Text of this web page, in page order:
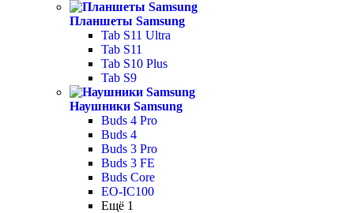
Планшеты Samsung
Tab S11 Ultra
Tab S11
Tab S10 Plus
Tab S9
Наушники Samsung
Buds 4 Pro
Buds 4
Buds 3 Pro
Buds 3 FE
Buds Core
EO-IC100
Ещё 1